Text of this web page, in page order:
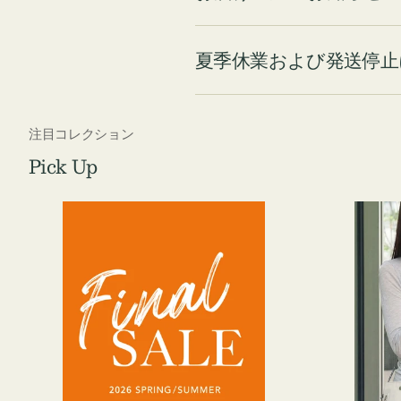
夏季休業および発送停
注目コレクション
Pick Up